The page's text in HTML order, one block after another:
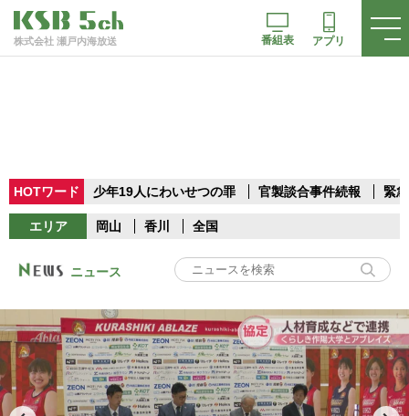
株式会社 瀬戸内海放送 番組表 アプリ
HOTワード 少年19人にわいせつの罪 官製談合事件続報 緊
エリア 岡山 香川 全国
ニュース